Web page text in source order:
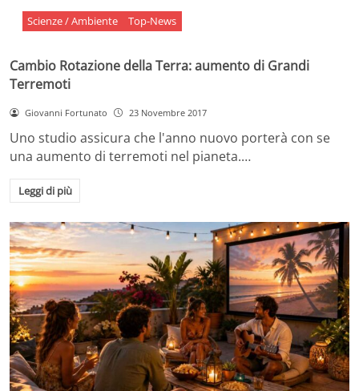
Scienze / Ambiente Top-News
Cambio Rotazione della Terra: aumento di Grandi
Terremoti
Giovanni Fortunato 23 Novembre 2017
Uno studio assicura che l'anno nuovo porterà con se
una aumento di terremoti nel pianeta.…
Leggi di più